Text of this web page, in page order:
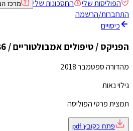
הפוליסות שלי החסכונות שלי מרכז
התחברות/הרשמה
כיסויים
הפניקס / טיפולים אמבולטוריים / 5986
מהדורה ספטמבר 2018
גילוי נאות
תמצית פרטי הפוליסה
פתח כקובץ